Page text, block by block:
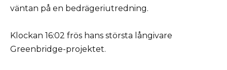
väntan på en bedrägeriutredning.
Klockan 16:02 frös hans största långivare
Greenbridge-projektet.